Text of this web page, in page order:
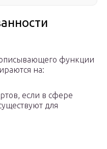
функции
на:
если в сфере
для